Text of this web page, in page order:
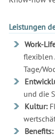
Leistungen
Work-
flexiblen
Tage/
und die
Kultur:
Benefits: